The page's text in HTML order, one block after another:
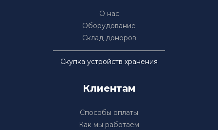
О нас
Оборудование
Склад доноров
Скупка устройств хранения
Клиентам
Способы оплаты
Как мы работаем